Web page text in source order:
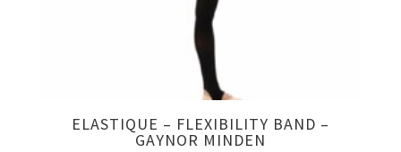
ELASTIQUE – FLEXIBILITY BAND –
GAYNOR MINDEN